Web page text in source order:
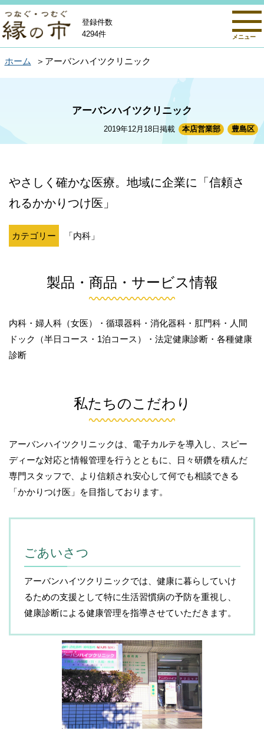
メニュー
登録件数
4294件
ホーム アーバンハイツクリニック
2019年12月18日掲載 本店営業部 豊島区
アーバンハイツクリニック
やさしく確かな医療。地域に企業に「信頼さ
れるかかりつけ医」
カテゴリー 「内科」
製品・商品・サービス情報
内科・婦人科（女医）・循環器科・消化器科・肛門科・人間
ドック（半日コース・1泊コース）・法定健康診断・各種健康
診断
私たちのこだわり
アーバンハイツクリニックは、電子カルテを導入し、スピー
ディーな対応と情報管理を行うとともに、日々研鑽を積んだ
専門スタッフで、より信頼され安心して何でも相談できる
「かかりつけ医」を目指しております。
ごあいさつ
アーバンハイツクリニックでは、健康に暮らしていけ
るための支援として特に生活習慣病の予防を重視し、
健康診断による健康管理を指導させていただきます。